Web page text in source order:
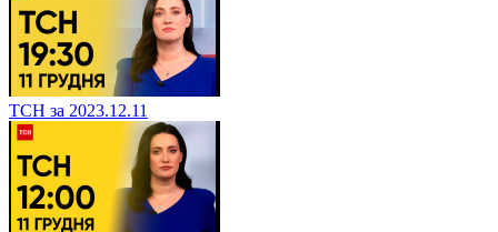
ТСН за 2023.12.11